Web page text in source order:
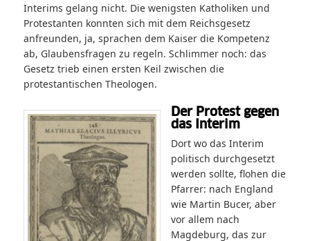
Interims gelang nicht. Die wenigsten Katholiken und
Protestanten konnten sich mit dem Reichsgesetz
anfreunden, ja, sprachen dem Kaiser die Kompetenz
ab, Glaubensfragen zu regeln. Schlimmer noch: das
Gesetz trieb einen ersten Keil zwischen die
protestantischen Theologen.
Der Protest gegen
das Interim
Dort wo das Interim
politisch durchgesetzt
werden sollte, flohen die
Pfarrer: nach England
wie Martin Bucer, aber
vor allem nach
Magdeburg, das zur